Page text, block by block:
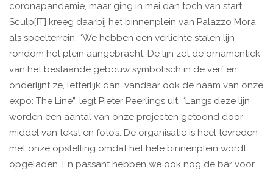
coronapandemie, maar ging in mei dan toch van start.
Sculp[IT] kreeg daarbij het binnenplein van Palazzo Mora
als speelterrein. “We hebben een verlichte stalen lijn
rondom het plein aangebracht. De lijn zet de ornamentiek
van het bestaande gebouw symbolisch in de verf en
onderlijnt ze, letterlijk dan, vandaar ook de naam van onze
expo: The Line”, legt Pieter Peerlings uit. “Langs deze lijn
worden een aantal van onze projecten getoond door
middel van tekst en foto’s. De organisatie is heel tevreden
met onze opstelling omdat het hele binnenplein wordt
opgeladen. En passant hebben we ook nog de bar voor